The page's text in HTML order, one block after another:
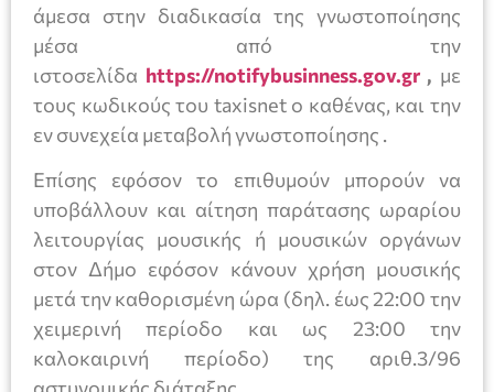
άμεσα στην διαδικασία της γνωστοποίησης
μέσα από την
ιστοσελίδα https://notifybusinness.gov.gr, με
τους κωδικούς του taxisnet ο καθένας, και την
εν συνεχεία μεταβολή γνωστοποίησης .
Επίσης εφόσον το επιθυμούν μπορούν να
υποβάλλουν και αίτηση παράτασης ωραρίου
λειτουργίας μουσικής ή μουσικών οργάνων
στον Δήμο εφόσον κάνουν χρήση μουσικής
μετά την καθορισμένη ώρα (δηλ. έως 22:00 την
χειμερινή περίοδο και ως 23:00 την
καλοκαιρινή περίοδο) της αριθ.3/96